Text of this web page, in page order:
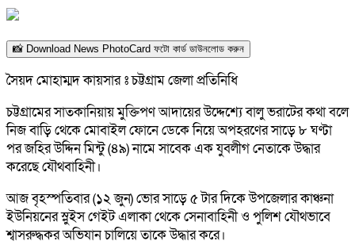
📸 Download News PhotoCard ফটো কার্ড ডাউনলোড করুন
সৈয়দ মোহাম্মদ কায়সার ঃ চট্টগ্রাম জেলা প্রতিনিধি
চট্টগ্রামের সাতকানিয়ায় মুক্তিপণ আদায়ের উদ্দেশ্যে বালু ভরাটের কথা বলে
নিজ বাড়ি থেকে মোবাইল ফোনে ডেকে নিয়ে অপহরণের সাড়ে ৮ ঘণ্টা
পর জহির উদ্দিন মিন্টু (৪৯) নামে সাবেক এক যুবলীগ নেতাকে উদ্ধার
করেছে যৌথবাহিনী।
আজ বৃহস্পতিবার (১২ জুন) ভোর সাড়ে ৫ টার দিকে উপজেলার কাঞ্চনা
ইউনিয়নের স্লুইস গেইট এলাকা থেকে সেনাবাহিনী ও পুলিশ যৌথভাবে
শ্বাসরুদ্ধকর অভিযান চালিয়ে তাকে উদ্ধার করে।